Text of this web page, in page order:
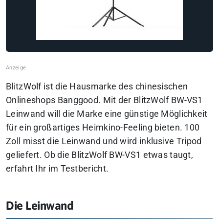
BlitzWolf ist die Hausmarke des chinesischen
Onlineshops Banggood. Mit der BlitzWolf BW-VS1
Leinwand will die Marke eine günstige Möglichkeit
für ein großartiges Heimkino-Feeling bieten. 100
Zoll misst die Leinwand und wird inklusive Tripod
geliefert. Ob die BlitzWolf BW-VS1 etwas taugt,
erfahrt Ihr im Testbericht.
Die Leinwand